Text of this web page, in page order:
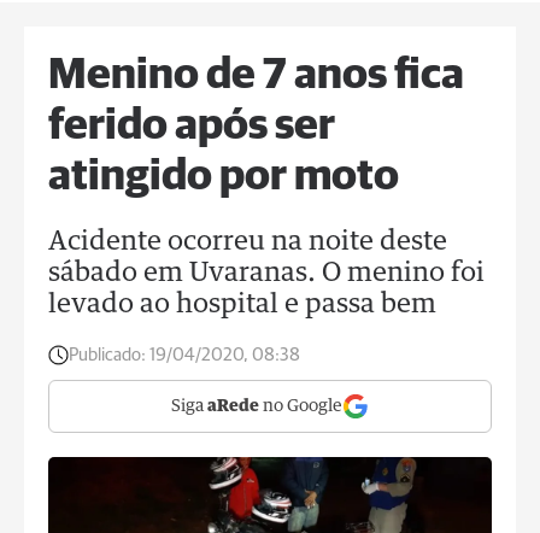
Menino de 7 anos fica
ferido após ser
atingido por moto
Acidente ocorreu na noite deste
sábado em Uvaranas. O menino foi
levado ao hospital e passa bem
Publicado: 19/04/2020, 08:38
Siga aRede no Google